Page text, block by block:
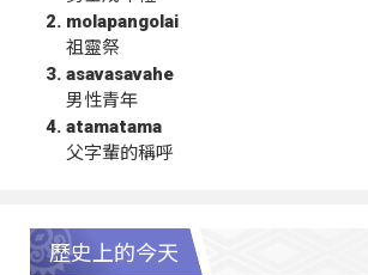
molapangolai
祖靈祭
asavasavahe
男性青年
atamatama
父字輩的稱呼
歷史上的今天